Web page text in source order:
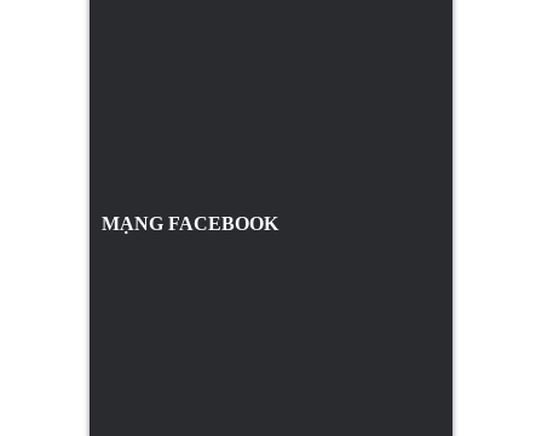
MẠNG FACEBOOK